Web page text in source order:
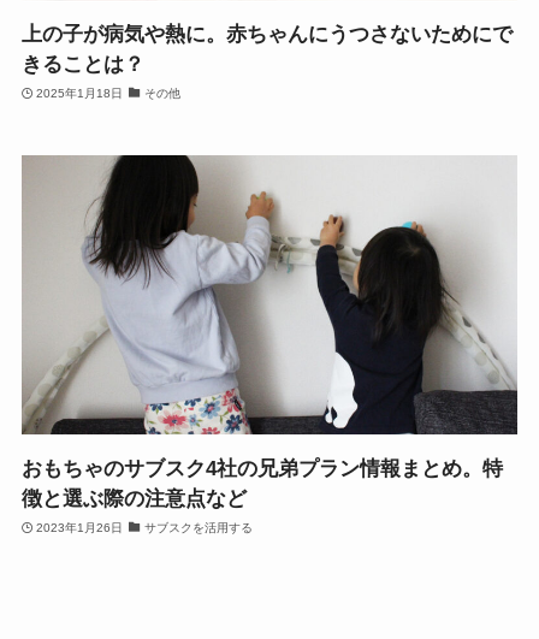
上の子が病気や熱に。赤ちゃんにうつさないためにで
きることは？
2025年1月18日 その他
おもちゃのサブスク4社の兄弟プラン情報まとめ。特
徴と選ぶ際の注意点など
2023年1月26日 サブスクを活用する